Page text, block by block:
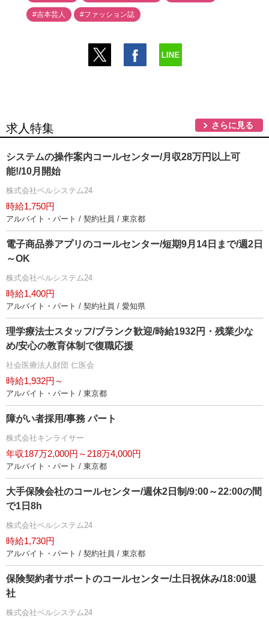
#吉本芸人 #ファッション誌
求人特集 さらに見る
システムの操作案内コールセンター/月収28万円以上可
能!/10月開始
株式会社ベルシステム24
時給1,750円
アルバイト・パート / 契約社員 / 東京都
電子商品券アプリのコールセンター/短期9月14日まで/週2日
～OK
株式会社ベルシステム24
時給1,400円
アルバイト・パート / 契約社員 / 愛知県
理学療法士スタッフ/ブランク歓迎/時給1932円・残業少な
め/安心の教育体制で復職応援
社会医療法人財団 仁医会
時給1,932円～
アルバイト・パート / 東京都
障がい者採用/事務 パート
株式会社キンライサー
年収187万2,000円～218万4,000円
アルバイト・パート / 東京都
大手保険会社のコールセンター/週休2日制/9:00～22:00の間
で1日8h
株式会社ベルシステム24
時給1,730円
アルバイト・パート / 契約社員 / 東京都
保険契約者サポートのコールセンター/土日祝休み/18:00退
社
株式会社ベルシステム24